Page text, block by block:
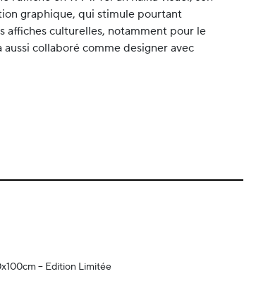
graphique, qui stimule pourtant
affiches culturelles, notamment pour le
collaboré comme designer avec
– Edition Limitée